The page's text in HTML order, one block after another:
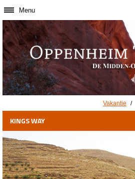
Menu
Vakantie /
KINGS WAY